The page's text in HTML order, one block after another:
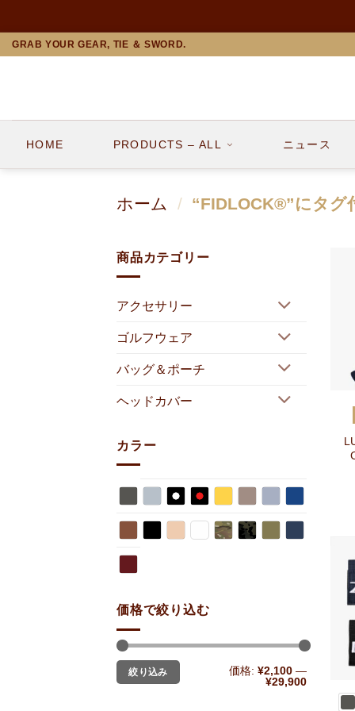
SkipGRAB YOUR GEAR, TIE ＆ SWORD.
HOME PRODUCTS – ALL ニュース
ホーム / “FIDLOCK®”にタグ
商品カテゴリー
アクセサリー
ゴルフウェア
バッグ＆ポーチ
ヘッドカバー
カラー
価格で絞り込む
最
価
最
価
絞り込み 価格: ¥2,100 —
¥29,900
+
+